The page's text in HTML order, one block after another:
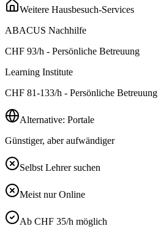
Weitere Hausbesuch-Services
ABACUS Nachhilfe
CHF 93/h - Persönliche Betreuung
Learning Institute
CHF 81-133/h - Persönliche Betreuung
Alternative: Portale
Günstiger, aber aufwändiger
Selbst Lehrer suchen
Meist nur Online
Ab CHF 35/h möglich